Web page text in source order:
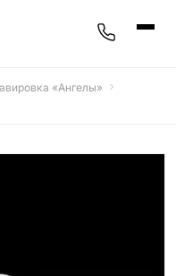
«‎Ангелы»‎